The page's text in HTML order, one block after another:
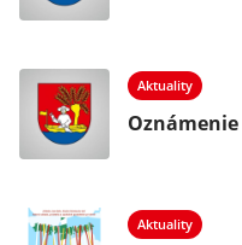
Aktuality
Aktuality